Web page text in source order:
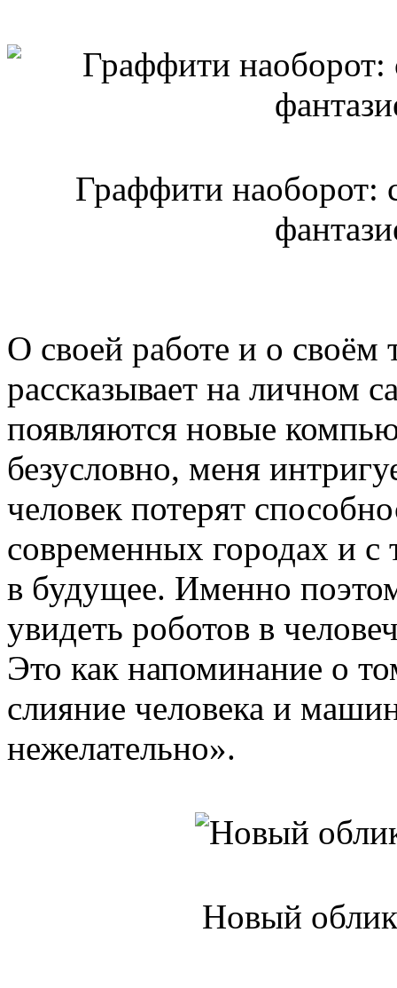
Граффити наоборот:
О своей работе и о своём
рассказывает на личном
появляются новые
безусловно, меня
человек потерят
современных городах и
в будущее. Именно
увидеть роботов в
Это как напоминание о
слияние человека и
нежелательно».
Новый